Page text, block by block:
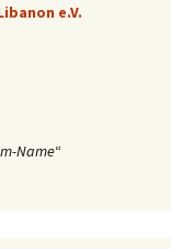
e.V.
Name“